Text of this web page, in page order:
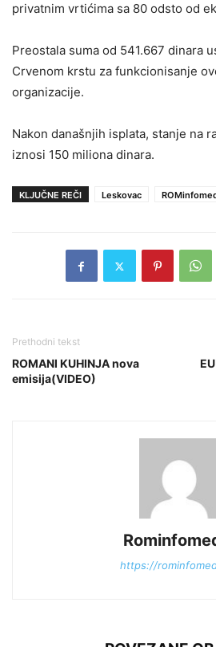
privatnim vrtićima sa 80 odsto od
Preostala suma od 541.667 dinara
Crvenom krstu za funkcionisanje
organizacije.
Nakon današnjih isplata, stanje na
iznosi 150 miliona dinara.
KLJUČNE REČI Leskovac
Prethodni tekst
ROMANI KUHINJA nova
emisija(VIDEO)
https://